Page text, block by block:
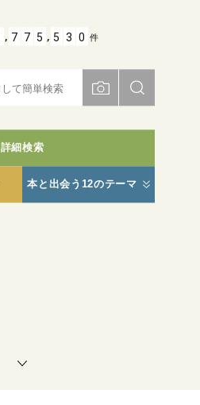
詳細検索
本と出会う12のテーマ
, 7 7 5 , 5 3 0 件